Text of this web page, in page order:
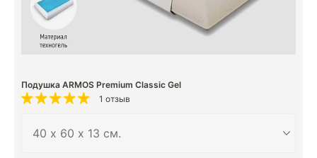
Подушка ARMOS Premium Classic Gel
1 отзыв